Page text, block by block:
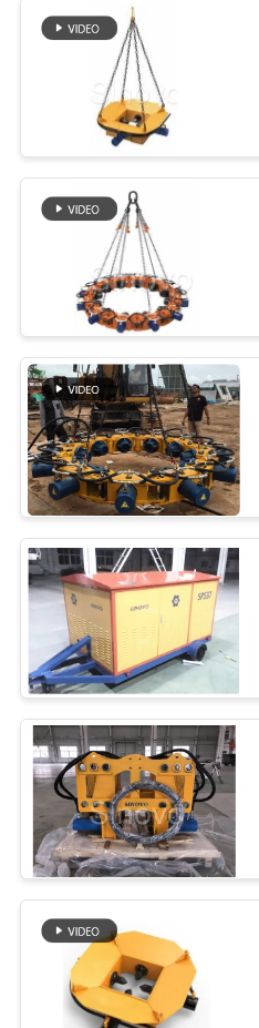
CONTACTEER
CHAT
NU
COMPANY
NEWS
SITEMAP
PRIVACYBELEID